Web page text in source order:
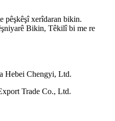
pêşkêşî xerîdaran bikin.
Bikin, Têkilî bi me re
Hebei Chengyi, Ltd.
Trade Co., Ltd.